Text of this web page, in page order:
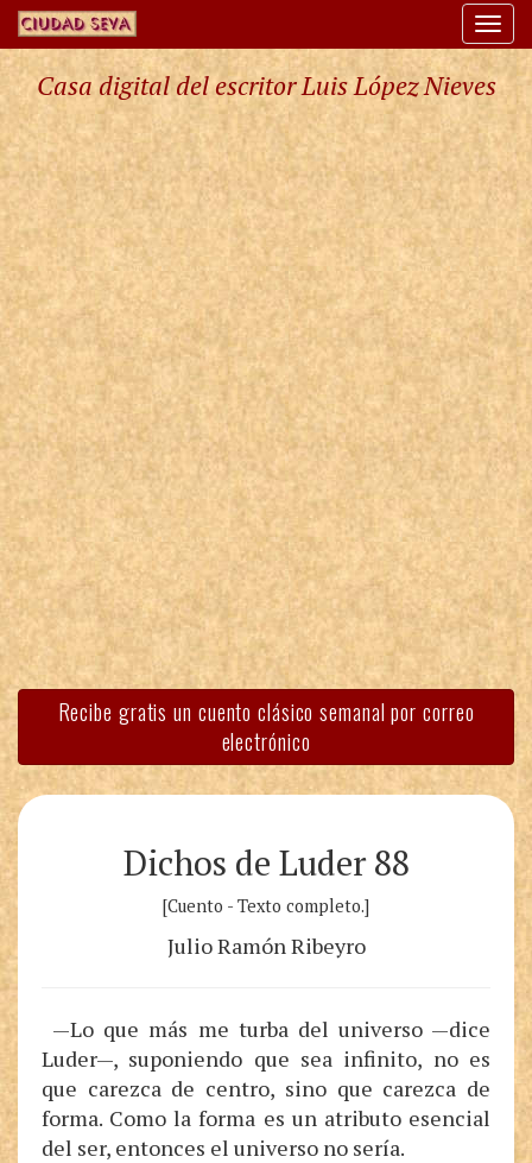
Casa digital del escritor Luis López Nieves
Recibe gratis un cuento clásico semanal por correo
electrónico
Dichos de Luder 88
[Cuento - Texto completo.]
Julio Ramón Ribeyro
—Lo que más me turba del universo —dice
Luder—, suponiendo que sea infinito, no es
que carezca de centro, sino que carezca de
forma. Como la forma es un atributo esencial
del ser, entonces el universo no sería.